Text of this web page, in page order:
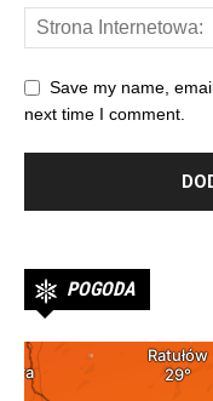
Save my name,
next time I comment.
POGODA